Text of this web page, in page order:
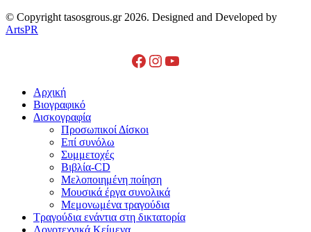
© Copyright tasosgrous.gr 2026. Designed and Developed by
ArtsPR
Facebook
Instagram
YouTube
Close
Menu
Αρχική
Βιογραφικό
Δισκογραφία
Προσωπικοί Δίσκοι
Επί συνόλω
Συμμετοχές
Βιβλία-CD
Μελοποιημένη ποίηση
Μουσικά έργα συνολικά
Μεμονωμένα τραγούδια
Τραγούδια ενάντια στη δικτατορία
Λογοτεχνικά Κείμενα